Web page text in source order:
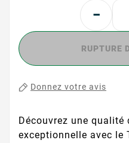
RUPTURE
Donnez votre avis
Découvrez une qualité
exceptionnelle avec le